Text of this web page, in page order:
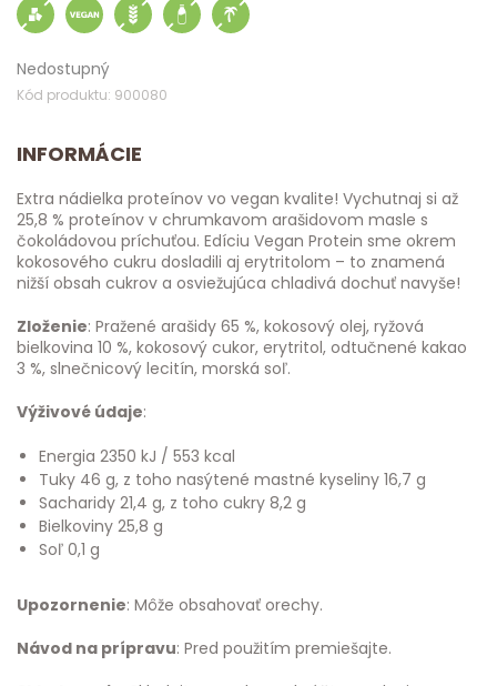
Nedostupný
Kód produktu: 900080
INFORMÁCIE
Extra nádielka proteínov vo vegan kvalite! Vychutnaj si až
25,8 % proteínov v chrumkavom arašidovom masle s
čokoládovou príchuťou. Edíciu Vegan Protein sme okrem
kokosového cukru dosladili aj erytritolom – to znamená
nižší obsah cukrov a osviežujúca chladivá dochuť navyše!
Zloženie: Pražené arašidy 65 %, kokosový olej, ryžová
bielkovina 10 %, kokosový cukor, erytritol, odtučnené kakao
3 %, slnečnicový lecitín, morská soľ.
Výživové údaje:
Energia 2350 kJ / 553 kcal
Tuky 46 g, z toho nasýtené mastné kyseliny 16,7 g
Sacharidy 21,4 g, z toho cukry 8,2 g
Bielkoviny 25,8 g
Soľ 0,1 g
Upozornenie: Môže obsahovať orechy.
Návod na prípravu: Pred použitím premiešajte.